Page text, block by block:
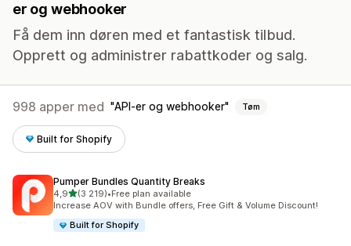
er og webhooker
Få dem inn døren med et fantastisk tilbud.
Opprett og administrer rabattkoder og salg.
998 apper med API-er og webhooker Tøm
Built for Shopify
Pumper Bundles Quantity Breaks
4,9av 5 stjerner
(3 219)
Totalt 3219 omtaler
•Free plan available
Increase AOV with Bundle offers, Free Gift & Volume Discount!
Built for Shopify